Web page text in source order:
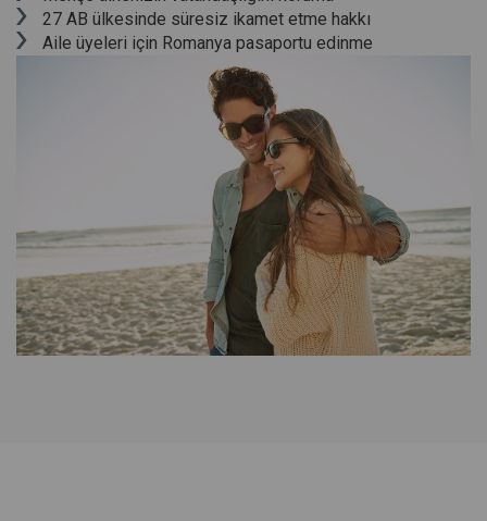
27 AB ülkesinde süresiz ikamet etme hakkı
Aile üyeleri için Romanya pasaportu edinme